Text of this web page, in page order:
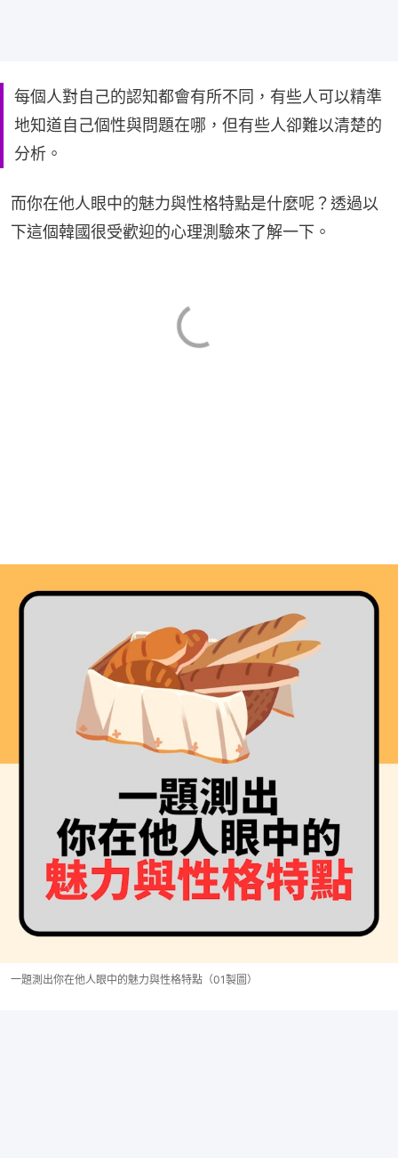
每個人對自己的認知都會有所不同，有些人可以精準
地知道自己個性與問題在哪，但有些人卻難以清楚的
分析。
而你在他人眼中的魅力與性格特點是什麼呢？透過以
下這個韓國很受歡迎的心理測驗來了解一下。
一題測出你在他人眼中的魅力與性格特點（01製圖）